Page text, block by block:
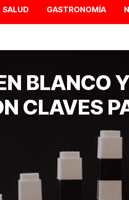
SALUD GASTRONOMÍA
BLANCO
CLAVES